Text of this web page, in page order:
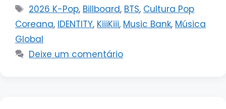
Tags
2026 K-Pop, Billboard, BTS, Cultura Pop
Coreana, IDENTITY, KiiiKiii, Music Bank, Música
Global
Deixe um comentário